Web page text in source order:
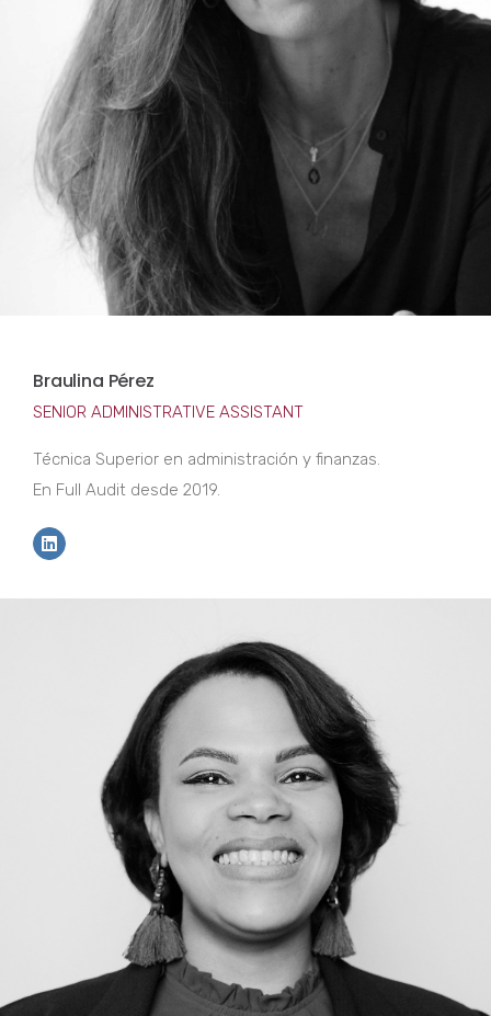
Braulina Pérez
SENIOR ADMINISTRATIVE ASSISTANT
Técnica Superior en administración y finanzas.
En Full Audit desde 2019.